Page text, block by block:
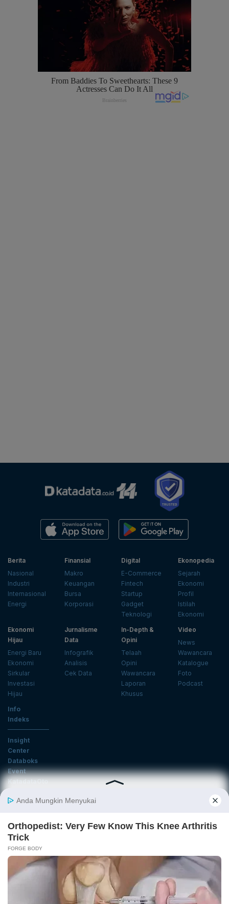
Berita
Nasional
Industri
Internasional
Energi
Finansial
Makro
Keuangan
Bursa
Korporasi
Digital
E-Commerce
Fintech
Startup
Gadget
Teknologi
Ekonopedia
Sejarah
Ekonomi
Profil
Istilah
Ekonomi
Ekonomi
Hijau
Energi Baru
Ekonomi
Sirkular
Investasi
Hijau
Jurnalisme
Data
Infografik
Analisis
Cek Data
In-Depth &
Opini
Telaah
Opini
Wawancara
Laporan
Khusus
Video
News
Wawancara
Katalogue
Foto
Podcast
Info
Indeks
Insight
Center
Databoks
Event
KatadataOto
Email
Daftar
Tentang Katadata Advertising Karier
Pedoman Media Siber